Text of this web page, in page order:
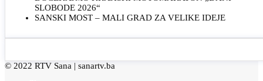
SLOBODE 2026“
SANSKI MOST – MALI GRAD ZA VELIKE IDEJE
© 2022 RTV Sana | sanartv.ba